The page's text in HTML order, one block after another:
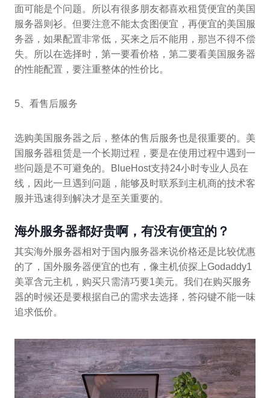
面可能是个问题。所以有很多朋友都喜欢租赁便宜的美国
服务器则衫。但要注意不能太贪图便宜，再便宜的美国服
务器，如果配置非常低，买来之后不能用，那岂不得不偿
失。所以在选择时，第一要看价格，第二要看美国服务器
的性能配置，要注重整体的性价比。
5、看售后服务
选购美国服务器之后，整体的售后服务也是很重要的。美
国服务器租赁是一个长期过程，要是在使用过程中遇到一
些问题是不可避免的。BlueHost支持24小时专业人员在
线，因此一旦遇到问题，能够及时联系到主机商的技术客
服并迅速得到解决才是至关重要的。
海外服务器都好贵啊，有没有便宜的？
其实海外服务器相对于国内服务器来说价格还是比较优惠
的了，国外服务器便宜的也有，像主机侦探上Godaddy1
美罩含元主机，购买只需清巧要1美元。我们在购买服务
器的时候还是要根据自己的需求去选择，答闷键不能一味
追求低价。